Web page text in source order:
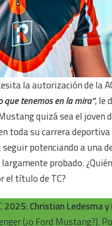
la autorización de la
que tenemos en la mira”, le
quizá sea el joven
toda su carrera
potenciando a una
probado.
el título de TC?
2025: Christian Ledesma
(¿o Ford Mustang?).